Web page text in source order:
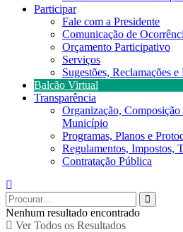
Participar
Fale com a Presidente
Comunicação de
Orçamento Participativo
Serviços
Sugestões, Reclamações
Balcão Virtual
Transparência
Organização,
Município
Programas, Planos e
Regulamentos, Impostos,
Contratação Pública
Nenhum resultado encontrado
Ver Todos os Resultados